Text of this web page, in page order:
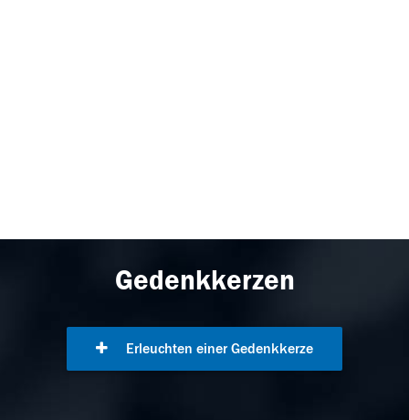
Gedenkkerzen
Erleuchten einer Gedenkkerze